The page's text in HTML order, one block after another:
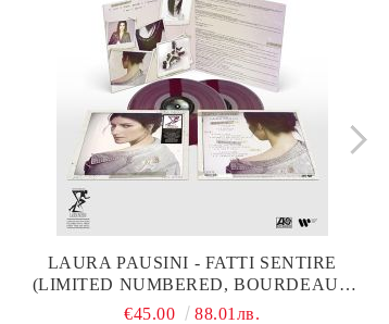
LAURA PAUSINI - FATTI SENTIRE
(LIMITED NUMBERED, BOURDEAUX
COLOURED) (2 X VINYL)
€45.00 88.01лв.